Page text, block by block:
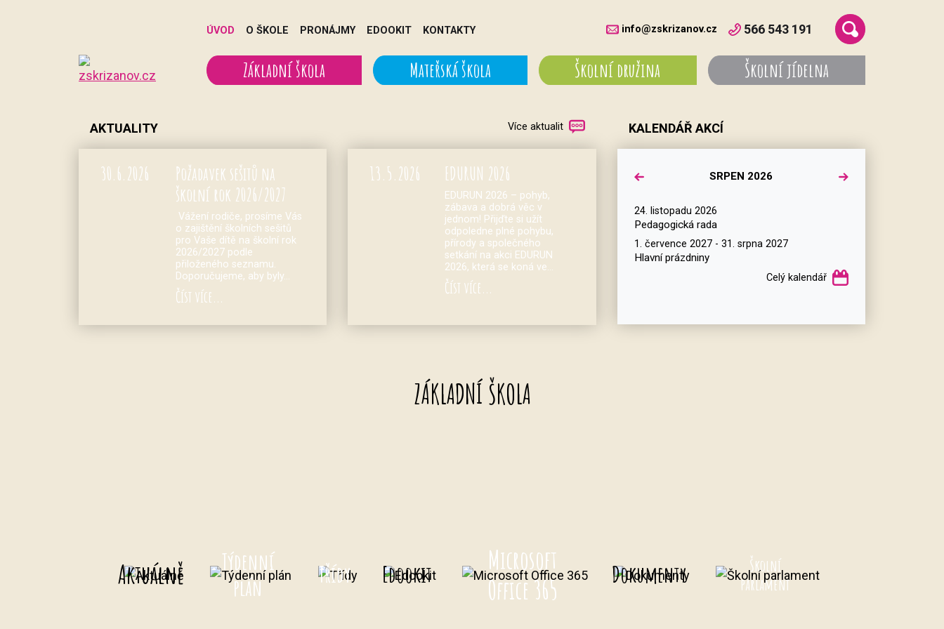
ÚVOD O ŠKOLE PRONÁJMY EDOOKIT KONTAKTY info@zskrizanov.cz 566 543 191
Základní škola Mateřská škola Školní družina Školní jídelna
AKTUALITY Více aktualit
30.6.2026
Požadavek sešitů na
školní rok 2026/2027
Vážení rodiče, prosíme Vás
o zajištění školních sešitů
pro Vaše dítě na školní rok
2026/2027 podle
přiloženého seznamu.
Doporučujeme, aby byly…
Číst více...
13.5.2026 EDURUN 2026
EDURUN 2026 – pohyb,
zábava a dobrá věc v
jednom! Přijďte si užít
odpoledne plné pohybu,
přírody a společného
setkání na akci EDURUN
2026, která se koná ve…
Číst více...
KALENDÁŘ AKCÍ
SRPEN 2026
24. listopadu 2026
Pedagogická rada
1. července 2027 - 31. srpna 2027
Hlavní prázdniny
Celý kalendář
ZÁKLADNÍ ŠKOLA
Aktuálně
Týdenní
plán
Třídy Edookit
Microsoft
Office 365
Dokumenty
Školní
parlament